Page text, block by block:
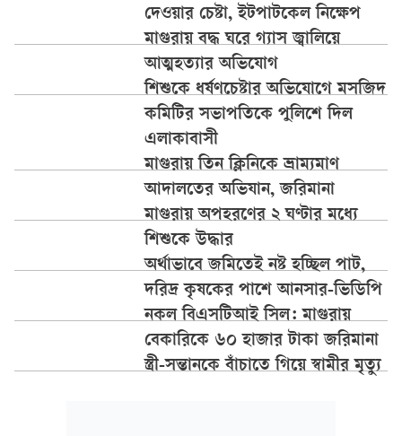
দেওয়ার চেষ্টা, ইটপাটকেল নিক্ষেপ
মাগুরায় বদ্ধ ঘরে গ্যাস জ্বালিয়ে
আত্মহত্যার অভিযোগ
শিশুকে ধর্ষণচেষ্টার অভিযোগে মসজিদ
কমিটির সভাপতিকে পুলিশে দিল
এলাকাবাসী
মাগুরায় তিন ক্লিনিকে ভ্রাম্যমাণ
আদালতের অভিযান, জরিমানা
মাগুরায় অপহরণের ২ ঘণ্টার মধ্যে
শিশুকে উদ্ধার
অর্থাভাবে জমিতেই নষ্ট হচ্ছিল পাট,
দরিদ্র কৃষকের পাশে আনসার-ভিডিপি
নকল বিএসটিআই সিল: মাগুরায়
বেকারিকে ৬০ হাজার টাকা জরিমানা
স্ত্রী-সন্তানকে বাঁচাতে গিয়ে স্বামীর মৃত্যু